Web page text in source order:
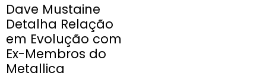
Dave Mustaine
Detalha Relação
em Evolução com
Ex-Membros do
Metallica